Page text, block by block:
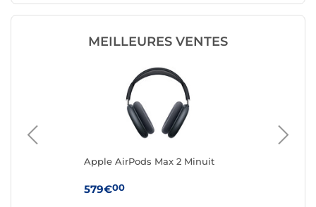
MEILLEURES VENTES
Apple AirPods Max 2 Minuit
579€00